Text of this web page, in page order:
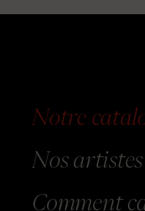
Notre
Nosartistes
Comment